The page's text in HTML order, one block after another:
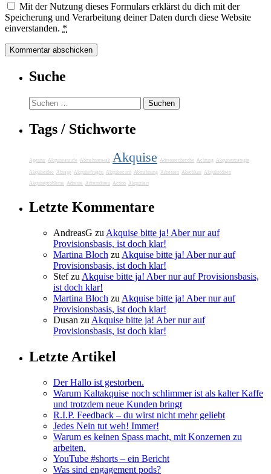
Mit der Nutzung dieses Formulars erklärst du dich mit der
Speicherung und Verarbeitung deiner Daten durch diese Website
einverstanden. *
Suche
Suchen
nach:
Tags / Stichworte
Agentur Akquiseanrufe Abmahnanwalt Akquise Adressrecherche Achtung Akquisestrategie
Akquiseidee Absage Akquisefragen Akquisecard Abmahnung Adressen Abschluss Akquiseideen
Akquiseprobleme Adresse Adressdaten Action Akquiriert
Letzte Kommentare
AndreasG zu Akquise bitte ja! Aber nur auf
Provisionsbasis, ist doch klar!
Martina Bloch zu Akquise bitte ja! Aber nur auf
Provisionsbasis, ist doch klar!
Stefzu Akquise bitte ja! Aber nur auf Provisionsbasis,
ist doch klar!
Martina Bloch zu Akquise bitte ja! Aber nur auf
Provisionsbasis, ist doch klar!
Dusan zu Akquise bitte ja! Aber nur auf
Provisionsbasis, ist doch klar!
Letzte Artikel
Der Hallo ist gestorben.
Warum Kaltakquise noch schlimmer ist als kalter Kaffe
und trotzdem neue Kunden bringt
R.I.P. Feedback – du wirst nicht mehr geliebt
Jedes Nein tut weh! Immer!
Warum es keinen Spass macht, mit Konzernen zu
arbeiten.
YouTube #shorts – ein Bericht
Was sind engagement pods?